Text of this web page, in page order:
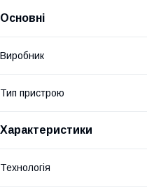
Основні
Виробник
Тип пристрою
Характеристики
Технологія